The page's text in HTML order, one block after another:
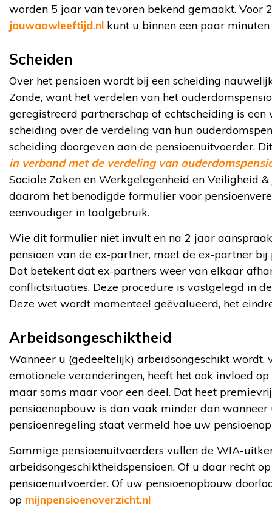
worden 5 jaar van tevoren bekend gemaakt. Voor
jouwaowleeftijd.nl kunt u binnen een paar
Scheiden
Over het pensioen wordt bij een scheiding
Zonde, want het verdelen van het
geregistreerd partnerschap of echtscheiding is
scheiding over de verdeling van hun
scheiding doorgeven aan de pensioenuitvoerder.
in verband met de verdeling van
Sociale Zaken en Werkgelegenheid en Veiligheid
daarom het benodigde formulier voor
eenvoudiger in taalgebruik.
Wie dit formulier niet invult en na 2 jaar
pensioen van de ex-partner, moet de ex-partner
Dat betekent dat ex-partners weer van elkaar
conflictsituaties. Deze procedure is vastgelegd in
Deze wet wordt momenteel geëvalueerd, het
Arbeidsongeschiktheid
Wanneer u (gedeeltelijk) arbeidsongeschikt wordt,
emotionele veranderingen, heeft het ook invloed
maar soms maar voor een deel. Dat heet
pensioenopbouw is dan vaak minder dan
pensioenregeling staat vermeld hoe uw
Sommige pensioenuitvoerders vullen de WIA-
arbeidsongeschiktheidspensioen. Of u daar recht
pensioenuitvoerder. Of uw pensioenopbouw
op mijnpensioenoverzicht.nl